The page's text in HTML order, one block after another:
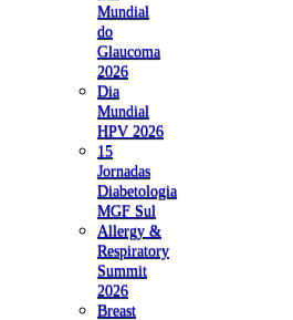
Mundial
do
Glaucoma
2026
Dia
Mundial
HPV 2026
15
Jornadas
Diabetologia
MGF Sul
Allergy &
Respiratory
Summit
2026
Breast